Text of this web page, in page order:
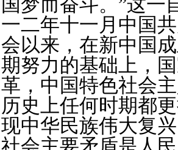
一二年十一月中国
会以来，在新中国
期努力的基础上，
革，中国特色社会
历史上任何时期都
现中华民族伟大复